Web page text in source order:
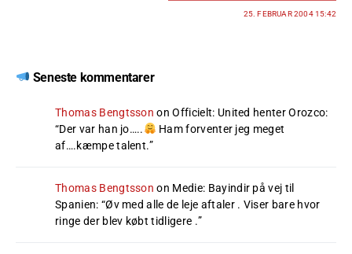
25. FEBRUAR 2004 15:42
Seneste kommentarer
Thomas Bengtsson onOfficielt: United henter Orozco:
“Der var han jo…..
Ham forventer jeg meget
af….kæmpe talent.”
Thomas Bengtsson on Medie: Bayindir på vej til
Spanien: “Øv med alle de leje aftaler . Viser bare hvor
ringe der blev købt tidligere .”